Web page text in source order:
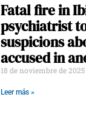
Fatal fire in
psychiatrist
suspicions
accused in
18 de noviembre de 2025
Leer más »